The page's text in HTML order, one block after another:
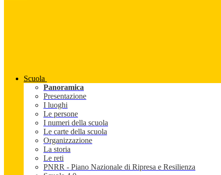
Scuola
Panoramica
Presentazione
I luoghi
Le persone
I numeri della scuola
Le carte della scuola
Organizzazione
La storia
Le reti
PNRR - Piano Nazionale di Ripresa e Resilienza